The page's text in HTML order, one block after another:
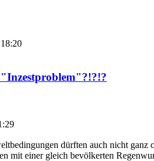
dürften auch nicht ganz
mit einer gleich bevölkerten